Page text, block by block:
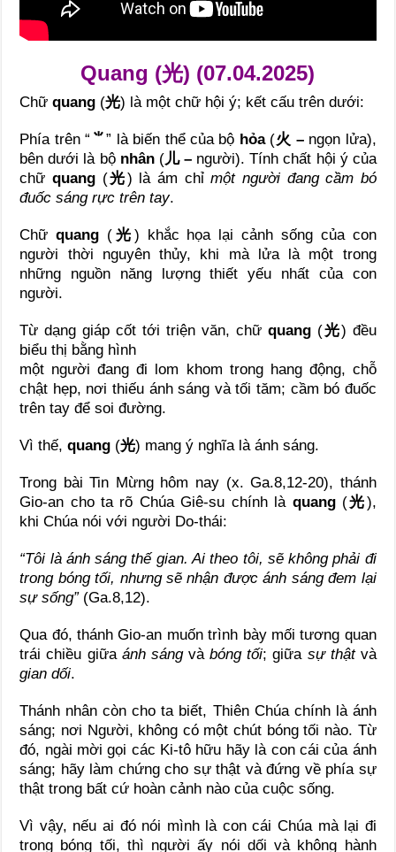
Quang (光) (07.04.2025)
Chữquang (光) là một chữ hội ý; kết cấu trên dưới:
Phía trên “ ⺌” là biến thể của bộ hỏa(火 – ngọn lửa),
bên dưới là bộ nhân(儿 – người). Tính chất hội ý của
chữ quang(光) là ám chỉmột người đang cầm bó
đuốc sáng rực trên tay.
Chữquang (光 ) khắc họa lại cảnh sống của con
người thời nguyên thủy, khi mà lửa là một trong
những nguồn năng lượng thiết yếu nhất của con
người.
Từ dạng giáp cốt tới triện văn, chữ quang(光) đều
biểu thị bằng hình
một người đang đi lom khom trong hang động, chỗ
chật hẹp, nơi thiếu ánh sáng và tối tăm; cầm bó đuốc
trên tay để soi đường.
Vì thế, quang (光) mang ý nghĩa là ánh sáng.
Trong bài Tin Mừng hôm nay (x. Ga.8,12-20), thánh
Gio-an cho ta rõ Chúa Giê-su chính là quang(光),
khi Chúa nói với người Do-thái:
“Tôi là ánh sáng thế gian. Ai theo tôi, sẽ không phải đi
trong bóng tối, nhưng sẽ nhận được ánh sáng đem lại
sự sống” (Ga.8,12).
Qua đó, thánh Gio-an muốn trình bày mối tương quan
trái chiều giữa ánh sángvàbóng tối; giữa sự thật và
gian dối.
Thánh nhân còn cho ta biết, Thiên Chúa chính là ánh
sáng; nơi Người, không có một chút bóng tối nào. Từ
đó, ngài mời gọi các Ki-tô hữu hãy là con cái của ánh
sáng; hãy làm chứng cho sự thật và đứng về phía sự
thật trong bất cứ hoàn cảnh nào của cuộc sống.
Vì vậy, nếu ai đó nói mình là con cái Chúa mà lại đi
trong bóng tối, thì người ấy nói dối và không hành